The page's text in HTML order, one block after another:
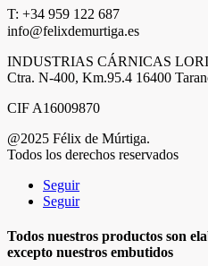
T: +34 959 122 687
info@felixdemurtiga.es
INDUSTRIAS CÁRNICAS
Ctra. N-400, Km.95.4 16400
CIF A16009870
@2025 Félix de Múrtiga.
Todos los derechos reservados
Seguir
Seguir
Todos nuestros productos son
excepto nuestros embutidos